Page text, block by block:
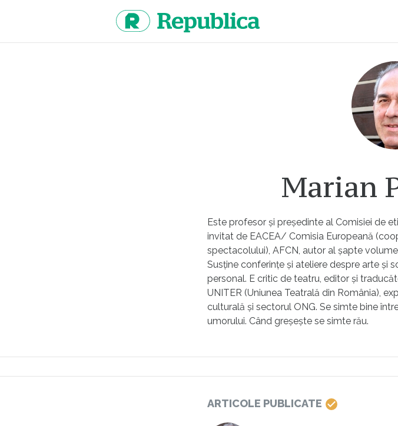
Marian
Este profesor și președinte al Comisiei de
invitat de EACEA/ Comisia Europeană
spectacolului), AFCN, autor al șapte
Susține conferințe și ateliere despre arte și
personal. E critic de teatru, editor și
UNITER (Uniunea Teatrală din România),
culturală și sectorul ONG. Se simte bine
umorului. Când greșește se simte rău.
ARTICOLE PUBLICATE